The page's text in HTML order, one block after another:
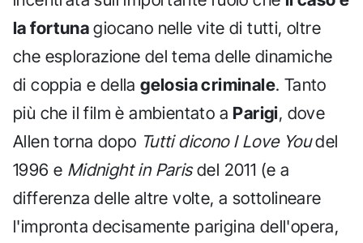
la fortuna giocano nelle vite di tutti, oltre
che esplorazione del tema delle dinamiche
di coppia e dellagelosia criminale. Tanto
più che il film è ambientato a Parigi, dove
Allen torna dopo Tutti dicono I Love Youdel
1996 e Midnight in Parisdel 2011 (e a
differenza delle altre volte, a sottolineare
l'impronta decisamente parigina dell'opera,